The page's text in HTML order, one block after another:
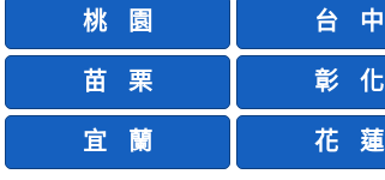
桃 園 台 中
苗 栗 彰 化
宜 蘭 花 蓮